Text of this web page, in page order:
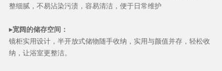
整细腻，不易沾染污渍，容易清洁，便于日常维护
▸宽阔的储存空间：
镜柜实用设计，半开放式储物随手收纳，实用与颜值并存，轻松收
纳，让浴室更整洁。